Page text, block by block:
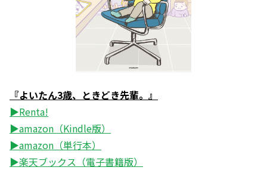
『よいたん3歳、ときどき先輩。』
▶Renta!
▶amazon（Kindle版）
▶amazon（単行本）
▶楽天ブックス（電子書籍版）